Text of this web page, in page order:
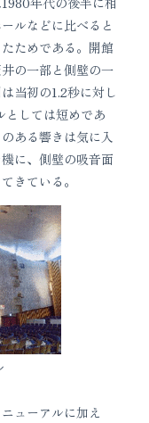
ルなどに比べると
ためである。開館
の一部と側壁の一
当初の1.2秒に対し
としては短めであ
ある響きは気に入
に、側壁の吸音面
きている。
ューアルに加え